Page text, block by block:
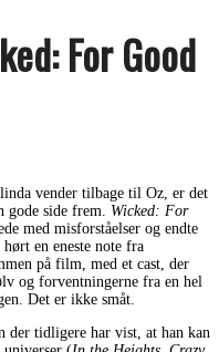
For Good
vender tilbage til Oz, er det
gode side frem. Wicked: For
med misforståelser og endte
en eneste note fra
på film, med et cast, der
og forventningerne fra en hel
Det er ikke småt.
der tidligere har vist, at han kan